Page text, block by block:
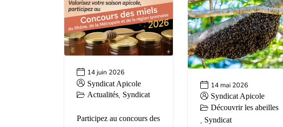
14 juin 2026
Syndicat Apicole
Actualités, Syndicat
Participez au concours des
14 mai 2026
Syndicat Apicole
Découvrir les abeilles
, Syndicat